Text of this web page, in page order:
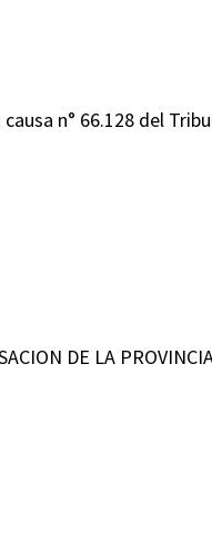
n° 66.128 del
DE LA